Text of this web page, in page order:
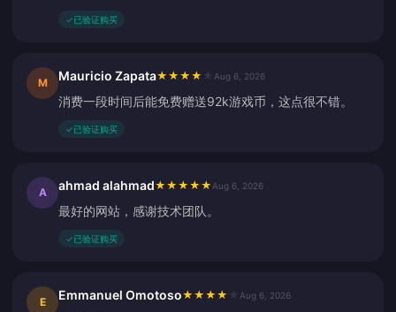
✓已验证购买
M Mauricio Zapata★ ★ ★ ★ Aug 6, 2026
消费一段时间后能免费赠送92k游戏币，这点很不错。
✓已验证购买
A ahmad alahmad★ ★ ★ ★ ★ Aug 6, 2026
最好的网站，感谢技术团队。
✓已验证购买
E Emmanuel Omotoso★ ★ ★ ★ Aug 6, 2026